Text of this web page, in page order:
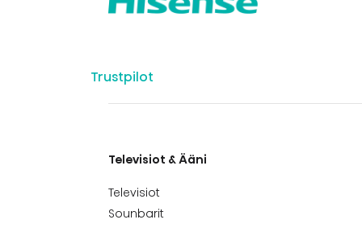
Trustpilot
Televisiot & Ääni
Televisiot
Sounbarit